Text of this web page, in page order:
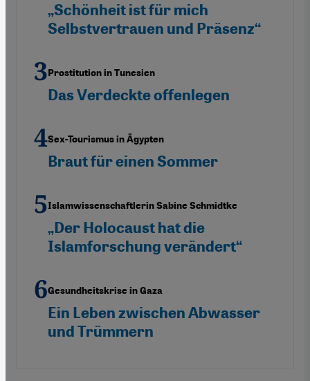
„Schönheit ist für mich
Selbstvertrauen und Präsenz“
Prostitution in Tunesien
Das Verdeckte offenlegen
Sex-Tourismus in Ägypten
Braut für einen Sommer
Islamwissenschaftlerin Sabine Schmidtke
„Der Holocaust hat die
Islamforschung verändert“
Gesundheitskrise in Gaza
Ein Leben zwischen Abwasser
und Trümmern